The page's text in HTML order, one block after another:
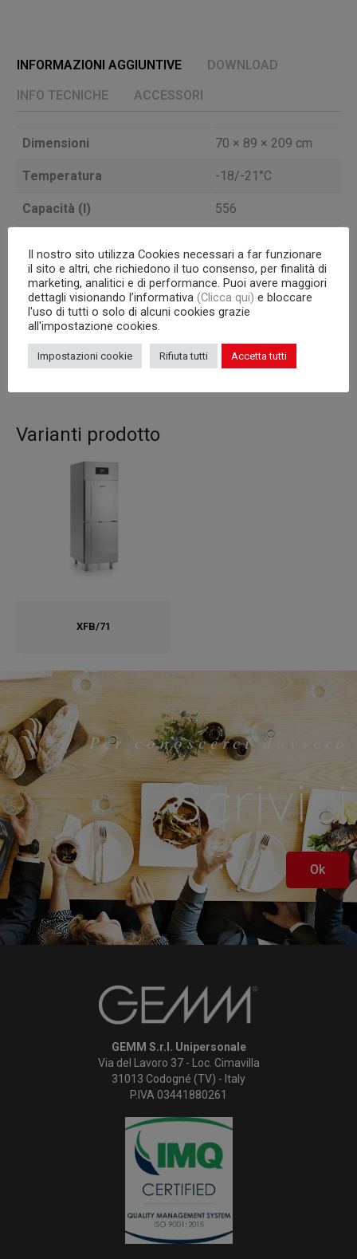
INFORMAZIONI AGGIUNTIVE
DOWNLOAD
INFO TECNICHE
ACCESSORI
Dimensioni 70 × 89 × 209 cm
Temperatura -18/-21°C
Capacità (l) 556
Unità Condensatrice a bordo
Versione
BASSA
Capacità interna griglie GN 2/1
Varianti prodotto
XFB/71
Per conoscerci davvero
Scrivici
Ok
GEMM S.r.l. Unipersonale
Via del Lavoro 37 - Loc. Cimavilla
31013 Codogné (TV) - Italy
P.IVA 03441880261
Il nostro sito utilizza Cookies necessari a far funzionare
il sito e altri, che richiedono il tuo consenso, per finalità di
marketing, analitici e di performance. Puoi avere maggiori
dettagli visionando l’informativa (Clicca qui) e bloccare
l'uso di tutti o solo di alcuni cookies grazie
all'impostazione cookies.
Impostazioni cookie Rifiuta tutti Accetta tutti